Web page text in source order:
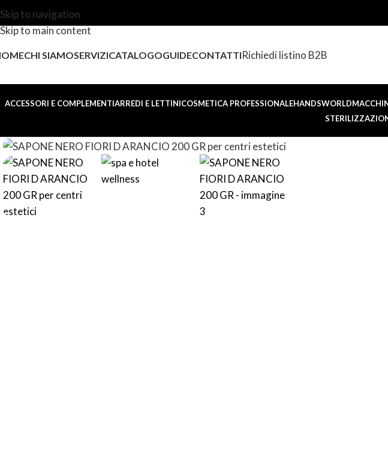
Skip to navigation
Skip to main content
CHI SIAMOSERVIZICATALOGOGUIDECONTATTIRichiedi listino B2B
ACCESSORI E COMPLEMENTIARREDI E LETTINICOSMETICA PROFESSIONALEHANDSWORLD